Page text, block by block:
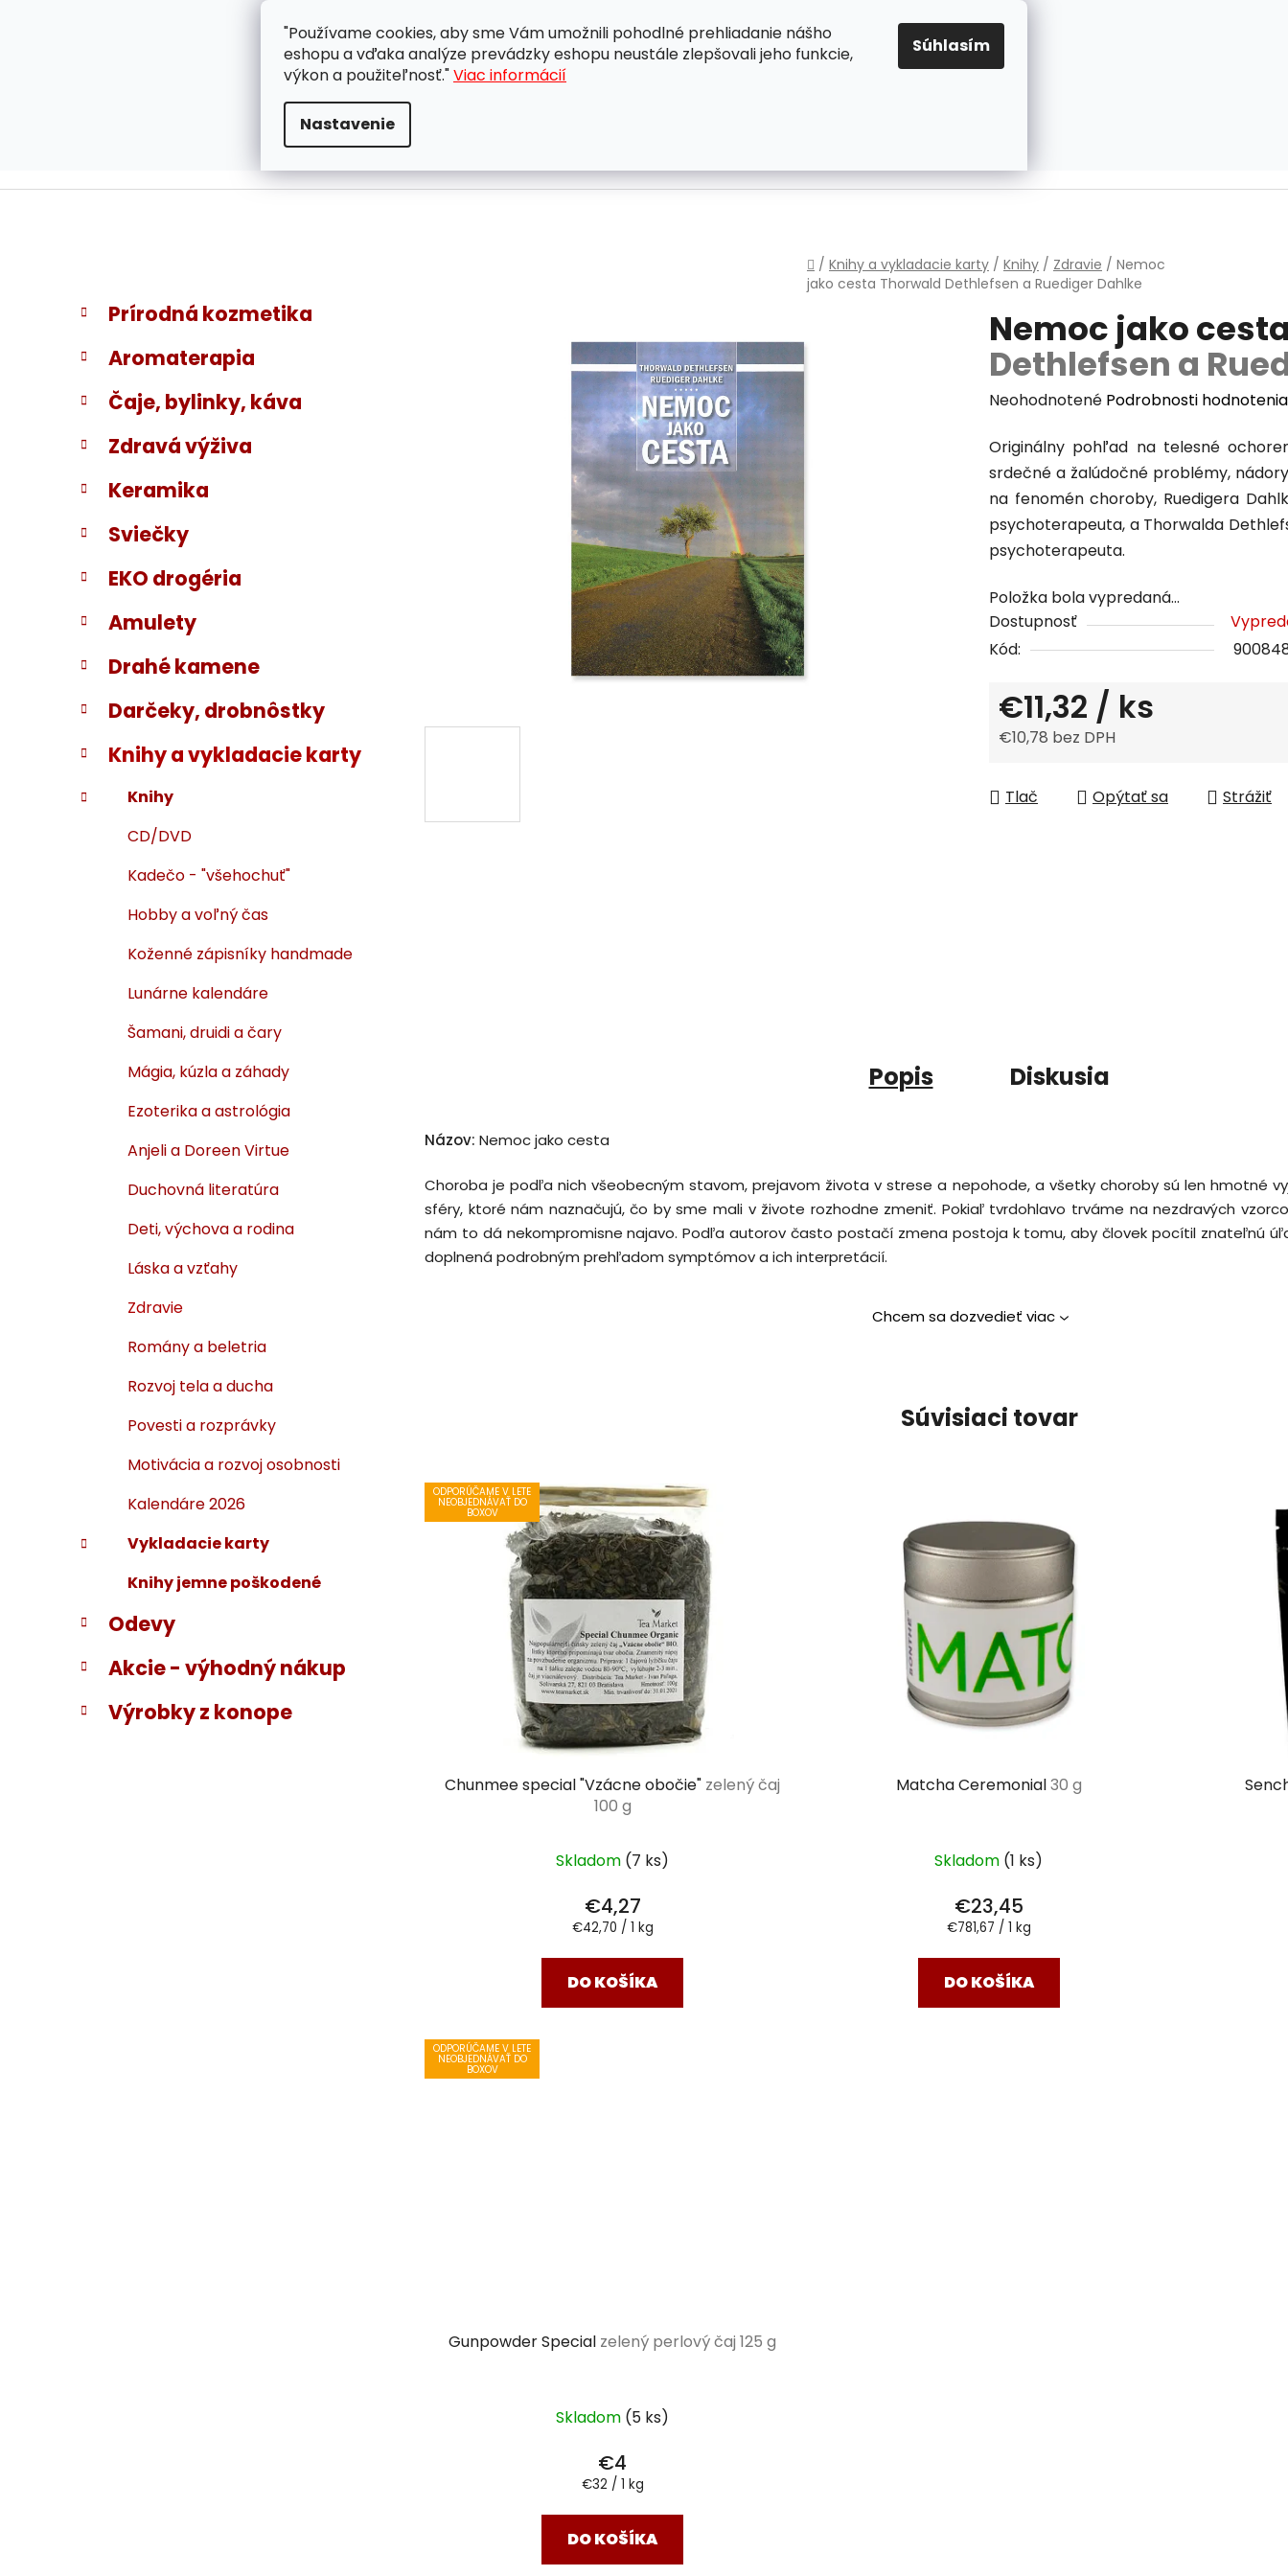
"Používame cookies, aby sme Vám umožnili pohodlné prehliadanie nášho
eshopu a vďaka analýze prevádzky eshopu neustále zlepšovali jeho funkcie,
výkon a použiteľnosť."Viac informácií
Nastavenie
Súhlasím
ZÁKAZNÍCKA PODPORA OBCHODNÉ PODMIENKY OCHRANA OSOBNÝCH ÚDAJOV PRAVIDLÁ PRE COOKIES
EUR
Domov
/ Knihy a vykladacie karty / Knihy / Zdravie / Nemoc
jako cesta Thorwald Dethlefsen a Ruediger Dahlke
B
č
ý
a
n
e
l
Preskočiť
kategórie
K
a
t
e
ó
i
Prírodná kozmetika
Aromaterapia
Čaje, bylinky, káva
Zdravá výživa
Keramika
Sviečky
EKO drogéria
Amulety
Drahé kamene
Darčeky, drobnôstky
Knihy a vykladacie karty
Knihy
CD/DVD
Kadečo - "všehochuť"
Hobby a voľný čas
Koženné zápisníky handmade
Lunárne kalendáre
Šamani, druidi a čary
Mágia, kúzla a záhady
Ezoterika a astrológia
Anjeli a Doreen Virtue
Duchovná literatúra
Deti, výchova a rodina
Láska a vzťahy
Zdravie
Romány a beletria
Rozvoj tela a ducha
Povesti a rozprávky
Motivácia a rozvoj osobnosti
Kalendáre 2026
Vykladacie karty
Knihy jemne poškodené
Odevy
Akcie - výhodný nákup
Výrobky z konope
Nemoc jako
Dethlefsen a
Priemerné
produktu
je
0,0
z
5
Neohodnotené Podrobnosti hodnotenia
Originálny pohľad na telesné
srdečné a žalúdočné problémy,
na fenomén choroby, Ruedigera
psychoterapeuta, a Thorwalda
psychoterapeuta.
Položka bola vypredaná…
Dostupnosť
Kód:
€11,32 / ks
€10,78 bez DPH
Tlač
Opýtať sa Strážiť
Popis Diskusia
Názov: Nemoc jako cesta
Choroba je podľa nich všeobecným stavom, prejavom života v strese a nepohode, a všetky choroby sú len hmotné
sféry, ktoré nám naznačujú, čo by sme mali v živote rozhodne zmeniť. Pokiaľ tvrdohlavo trváme na nezdravých
nám to dá nekompromisne najavo. Podľa autorov často postačí zmena postoja k tomu, aby človek pocítil znateľnú
doplnená podrobným prehľadom symptómov a ich interpretácií.
Chcem sa dozvedieť viac
Súvisiaci tovar
ODPORÚČAME V LETE
NEOBJEDNÁVAŤ DO
BOXOV
Chunmee special "Vzácne obočie" zelený čaj
100 g
Skladom (7 ks)
€4,27
Jednotková
€42,70 / 1 kg
DO KOŠÍKA
Matcha Ceremonial30 g
Skladom (1 ks)
€23,45
Jednotková
€781,67 / 1 kg
DO KOŠÍKA
ODPORÚČAME V LETE
NEOBJEDNÁVAŤ DO
BOXOV
Gunpowder Special zelený perlový čaj 125 g
Skladom (5 ks)
€4
Jednotková
€32 / 1 kg
DO KOŠÍKA